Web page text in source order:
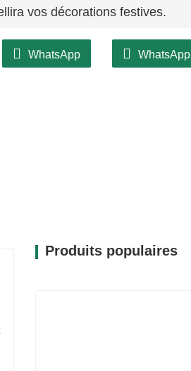
vos décorations festives.
WhatsApp WhatsApp
Produits populaires